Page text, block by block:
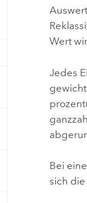
Wert
Jedes
Bei
sich